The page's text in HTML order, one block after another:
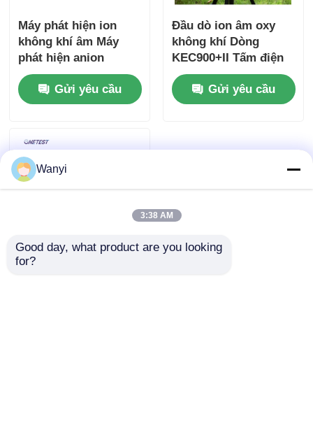
Máy phát hiện ion
không khí âm Máy
phát hiện anion
không khí cho máy
lọc không khí lâm
nghiệp
Gửi yêu cầu
Đầu dò ion âm oxy
không khí Dòng
KEC900+II Tấm điện
cực song song
Gửi yêu cầu
Wanyi
3:38 AM
Good day, what product are you looking
for?